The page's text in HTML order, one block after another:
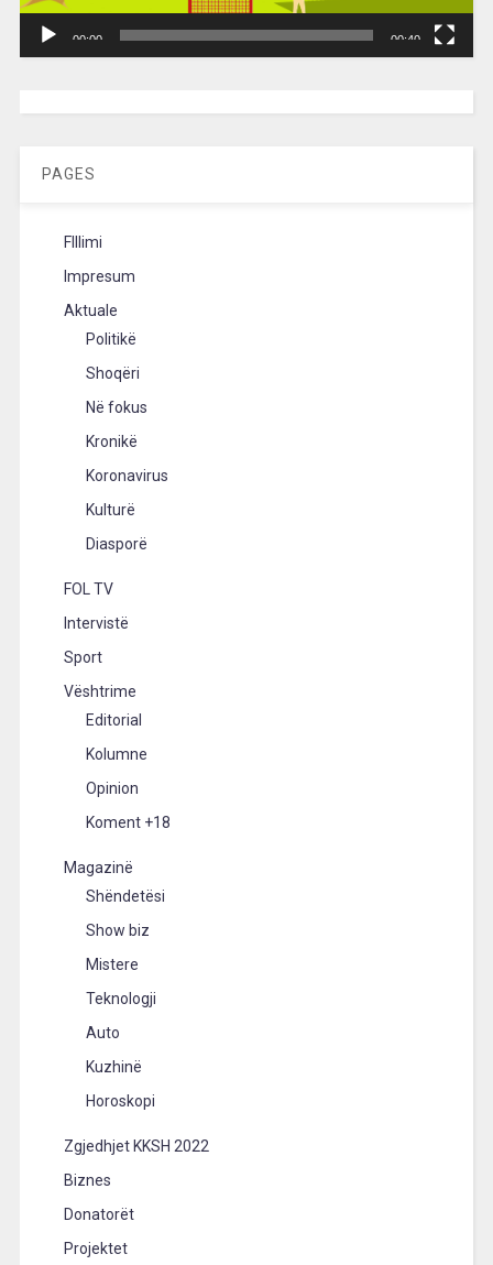
00:00 00:40
PAGES
FIllimi
Impresum
Aktuale
Politikë
Shoqëri
Në fokus
Kronikë
Koronavirus
Kulturë
Diasporë
FOL TV
Intervistë
Sport
Vështrime
Editorial
Kolumne
Opinion
Koment +18
Magazinë
Shëndetësi
Show biz
Mistere
Teknologji
Auto
Kuzhinë
Horoskopi
Zgjedhjet KKSH 2022
Biznes
Donatorët
Projektet